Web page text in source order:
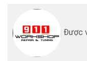
Được